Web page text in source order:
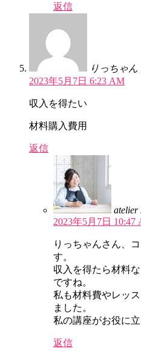
返信
りっちゃん
2023年5月7日 6:23 AM
収入を得たい
材料購入費用
返信
atelier
2023年5月7日 10:47
りっちゃんさん、
す。
収入を得たら材料
ですね。
私も材料費やレッ
ました。
私の講座がお役に
返信